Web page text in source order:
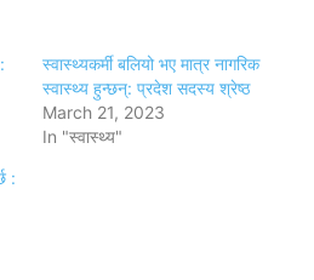
स्वास्थ्यकर्मी बलियो भए मात्र नागरिक
स्वास्थ्य हुन्छन्: प्रदेश सदस्य श्रेष्ठ
March 21, 2023
In "स्वास्थ्य"
: